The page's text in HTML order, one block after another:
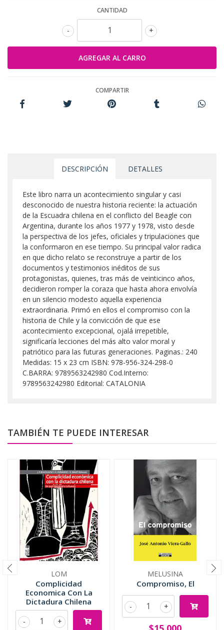
CANTIDAD
+
-
COMPARTIR
DESCRIPCIÓN DETALLES
Este libro narra un acontecimiento singular y casi
desconocido de nuestra historia reciente: la actuación
de la Escuadra chilena en el conflicto del Beagle con
Argentina, durante los años 1977 y 1978, visto desde
la perspectiva de los jefes, oficiales y tripulaciones que
la conformaron en ese tiempo. Su principal valor radica
en que dicho relato se reconstruye a partir de los
documentos y testimonios inéditos de sus
protagonistas, quienes, tras más de veinticinco años,
decidieron romper la coraza que hasta ahora envolvía
en un silencio modesto aquella experiencia
extraordinaria. Primó en ellos el compromiso con la
historia de Chile y la convicción de que ese
acontecimiento excepcional, ojalá irrepetible,
significaría lecciones del más alto valor moral y
patriótico para las futuras generaciones. Paginas.: 240
Medidas: 15 x 23 cm ISBN: 978-956-324-298-0
C.BARRA: 9789563242980 Cod.Interno:
9789563242980 Editorial: CATALONIA
TAMBIÉN TE PUEDE INTERESAR
LOM
Complicidad
Economica Con La
Dictadura Chilena
+
-
MELUSINA
Compromiso, El
+
-